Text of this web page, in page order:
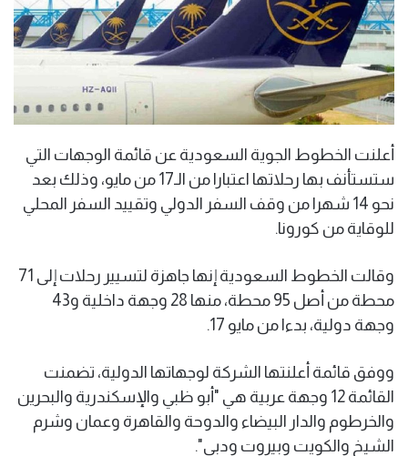
أعلنت الخطوط الجوية السعودية عن قائمة الوجهات التي
ستستأنف بها رحلاتها اعتبارا من الـ17 من مايو، وذلك بعد
نحو 14 شهرا من وقف السفر الدولي وتقييد السفر المحلي
للوقاية من كورونا.
وقالت الخطوط السعودية إنها جاهزة لتسيير رحلات إلى 71
محطة من أصل 95 محطة، منها 28 وجهة داخلية و43
وجهة دولية، بدءا من مايو 17.
ووفق قائمة أعلنتها الشركة لوجهاتها الدولية، تضمنت
القائمة 12 وجهة عربية هي "أبو ظبي والإسكندرية والبحرين
والخرطوم والدار البيضاء والدوحة والقاهرة وعمان وشرم
الشيخ والكويت وبيروت ودبي".